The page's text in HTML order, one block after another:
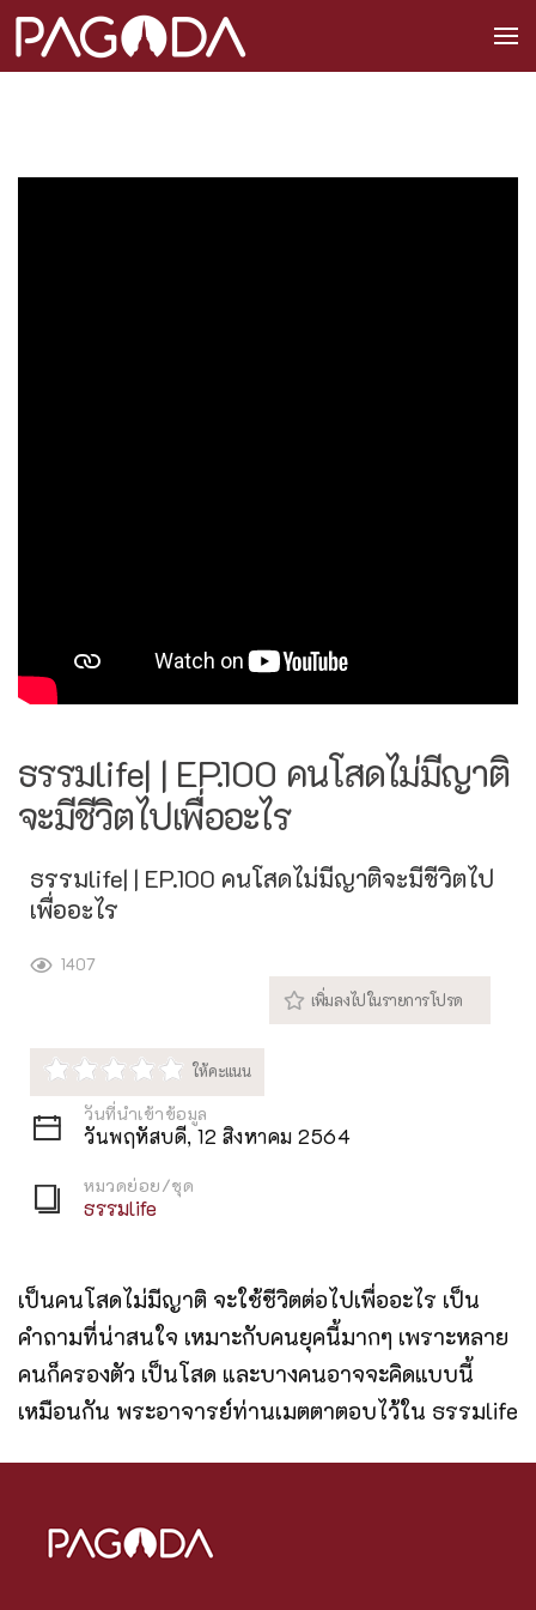
ธรรมlife| | EP.100 คนโสดไม่มีญาติ
จะมีชีวิตไปเพื่ออะไร
ธรรมlife| | EP.100 คนโสดไม่มีญาติจะมีชีวิตไป
เพื่ออะไร
1407
วันที่นำเข้าข้อมูล
วันพฤหัสบดี, 12 สิงหาคม 2564
หมวดย่อย/ชุด
ธรรมlife
เป็นคนโสดไม่มีญาติ จะใช้ชีวิตต่อไปเพื่ออะไร เป็น
คำถามที่น่าสนใจ เหมาะกับคนยุคนี้มากๆ เพราะหลาย
คนก็ครองตัว เป็นโสด และบางคนอาจจะคิดแบบนี้
เหมือนกัน พระอาจารย์ท่านเมตตาตอบไว้ใน ธรรมlife